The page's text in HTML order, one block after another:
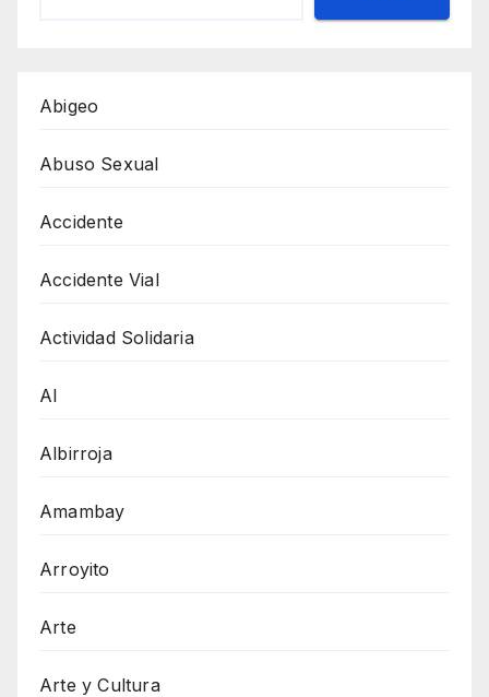
Abigeo
Abuso Sexual
Accidente
Accidente Vial
Actividad Solidaria
AI
Albirroja
Amambay
Arroyito
Arte
Arte y Cultura